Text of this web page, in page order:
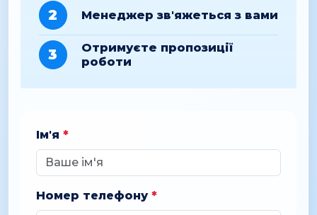
2 Менеджер зв'яжеться з вами
3
Отримуєте пропозиції
роботи
Ім'я *
Номер телефону *